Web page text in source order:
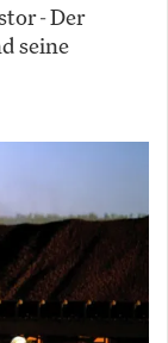
- Der
seine